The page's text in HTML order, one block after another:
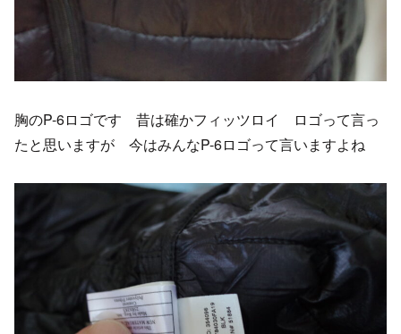
胸のP-6ロゴです 昔は確かフィッツロイ ロゴって言っ
たと思いますが 今はみんなP-6ロゴって言いますよね